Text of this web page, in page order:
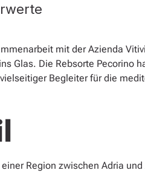
mit der Azienda
Glas. Die Rebsorte Pecorino
Begleiter für die
Region zwischen Adria